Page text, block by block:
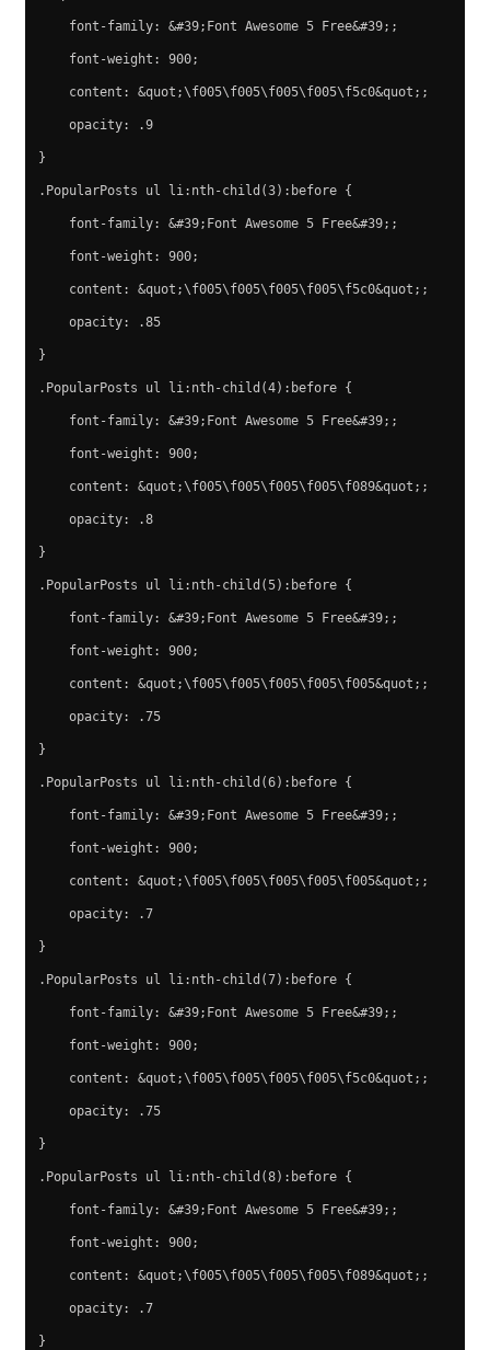
    font-family: &#39;Font Awesome 5 Free&#39;;
    font-weight: 900;
    content: &quot;\f005\f005\f005\f005\f5c0&quot;;
    opacity: .9
}
.PopularPosts ul li:nth-child(3):before {
    font-family: &#39;Font Awesome 5 Free&#39;;
    font-weight: 900;
    content: &quot;\f005\f005\f005\f005\f5c0&quot;;
    opacity: .85
}
.PopularPosts ul li:nth-child(4):before {
    font-family: &#39;Font Awesome 5 Free&#39;;
    font-weight: 900;
    content: &quot;\f005\f005\f005\f005\f089&quot;;
    opacity: .8
}
.PopularPosts ul li:nth-child(5):before {
    font-family: &#39;Font Awesome 5 Free&#39;;
    font-weight: 900;
    content: &quot;\f005\f005\f005\f005\f005&quot;;
    opacity: .75
}
.PopularPosts ul li:nth-child(6):before {
    font-family: &#39;Font Awesome 5 Free&#39;;
    font-weight: 900;
    content: &quot;\f005\f005\f005\f005\f005&quot;;
    opacity: .7
}
.PopularPosts ul li:nth-child(7):before {
    font-family: &#39;Font Awesome 5 Free&#39;;
    font-weight: 900;
    content: &quot;\f005\f005\f005\f005\f5c0&quot;;
    opacity: .75
}
.PopularPosts ul li:nth-child(8):before {
    font-family: &#39;Font Awesome 5 Free&#39;;
    font-weight: 900;
    content: &quot;\f005\f005\f005\f005\f089&quot;;
    opacity: .7
}